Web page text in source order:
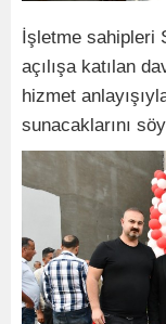
İşletme sahipleri
açılışa katılan
hizmet
sunacaklarını